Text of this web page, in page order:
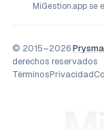
MiGestion.appse
© 2015–2026
derechos reservados
TérminosPrivacidad